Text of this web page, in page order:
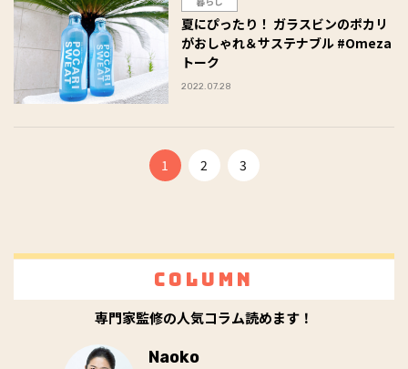
夏にぴったり！ ガラスビンのポカリ
がおしゃれ＆サステナブル #Omeza
トーク
2022.07.28
1 2 3
Column
専門家監修の人気コラム読めます！
Naoko